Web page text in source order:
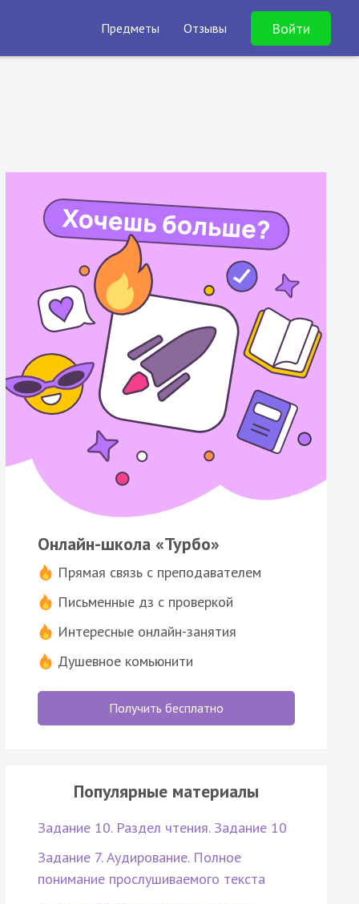
Предметы Отзывы Войти
Онлайн-школа «Турбо»
Прямая связь с преподавателем
Письменные дз с проверкой
Интересные онлайн-занятия
Душевное комьюнити
Получить бесплатно
Популярные материалы
Задание 10. Раздел чтения. Задание 10
Задание 7. Аудирование. Полное
понимание прослушиваемого текста